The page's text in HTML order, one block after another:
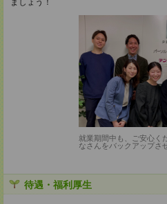
ましょう！
就業期間中も、ご安心く
なさんをバックアップさ
待遇・福利厚生